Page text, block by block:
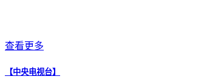
查看更多
【中央电视台】